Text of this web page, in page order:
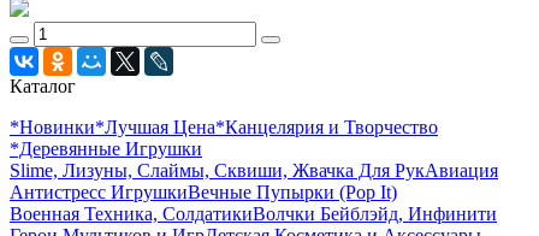
Каталог
*Новинки*Лучшая Цена*Канцелярия и Творчество
*Деревянные Игрушки
Slime, Лизуны, Слаймы, Сквиши, Жвачка Для РукАвиация
Антистресс ИгрушкиВечные Пупырки (Pop It)
Военная Техника, СолдатикиВолчки Бейблэйд, Инфинити